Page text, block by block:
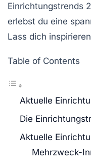
Einrichtungstrends
erlebst du eine
Lass dich
Table of Contents
Aktuelle
Die
Aktuelle
Mehrzweck-